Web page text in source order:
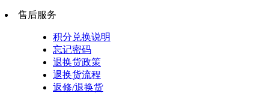
售后服务
积分兑换说明
忘记密码
退换货政策
退换货流程
返修/退换货